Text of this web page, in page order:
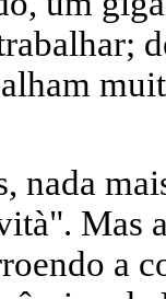
nada
Mas
a